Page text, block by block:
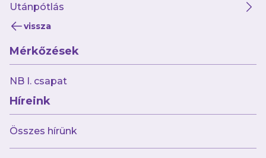
Utánpótlás
vissza
Mérkőzések
NB I. csapat
Híreink
Összes hírünk